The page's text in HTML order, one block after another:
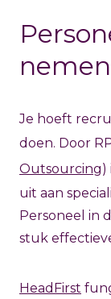
Je hoeft
doen. Door
Outsourcing)
uit aan
Personeel in
stuk
HeadFirst